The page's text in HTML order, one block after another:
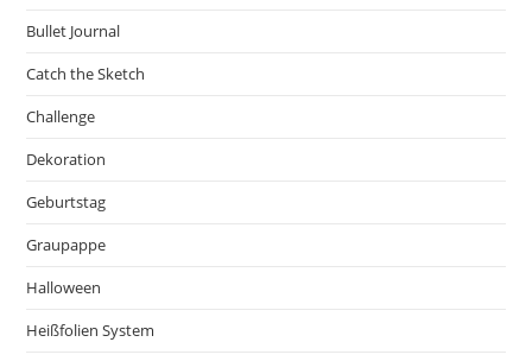
Bullet Journal
Catch the Sketch
Challenge
Dekoration
Geburtstag
Graupappe
Halloween
Heißfolien System